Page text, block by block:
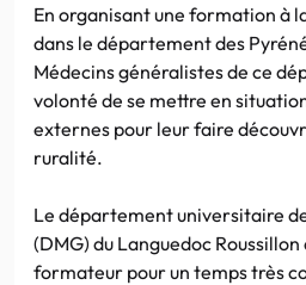
En organisant une formation à
dans le département des
Médecins généralistes de ce
volonté de se mettre en
externes pour leur faire
ruralité.
Le département universitaire
(DMG) du Languedoc
formateur pour un temps très